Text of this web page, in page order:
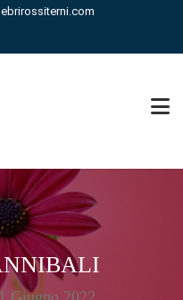
Giugno 2022